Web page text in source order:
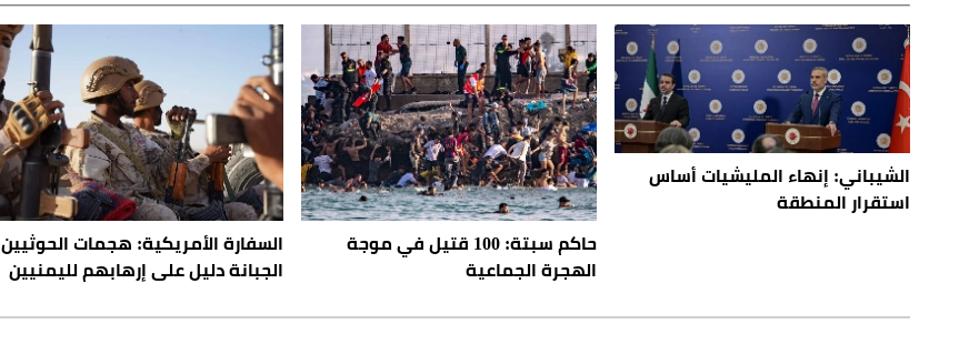
الشيباني: إنهاء المليشيات أساس
استقرار المنطقة
حاكم سبتة: 100 قتيل في موجة
الهجرة الجماعية
السفارة الأمريكية: هجمات الحوثيين
الجبانة دليل على إرهابهم لليمنيين